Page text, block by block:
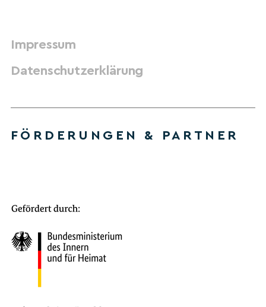
Impressum
Datenschutzerklärung
FÖRDERUNGEN & PARTNER